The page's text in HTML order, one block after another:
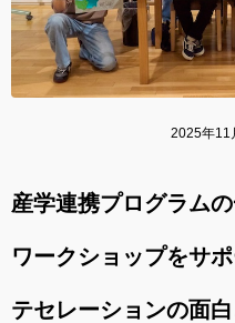
2025年11
産学連携プログラム
ワークショップをサポ
テセレーションの面白